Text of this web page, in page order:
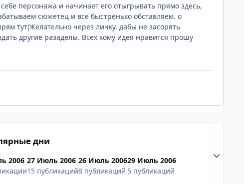
персонажа и начинает его отыгрывать прямо здесь,
сюжетец и все быстренько обставляем. о
тут(Желательно через личку, дабы не засорять
другие разаделы. Всех кому идея нравится прошу
дни
2006 27 Июль 2006
15 публикаций
26 Июль 2006
8 публикаций
29 Июль 2006
5 публикаций